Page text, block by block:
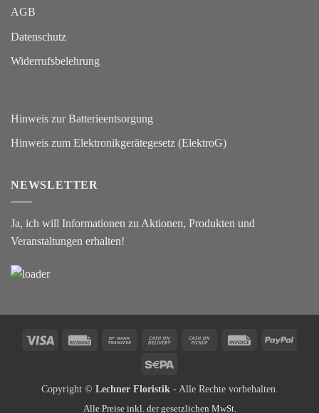
AGB
Datenschutz
Widerrufsbelehrung
Hinweis zur Batterieentsorgung
Hinweis zum Elektronikgerätegesetz (ElektroG)
NEWSLETTER
Ja, ich will Informationen zu Aktionen, Produkten und
Veranstaltungen erhalten!
Visa Rechung
Bank
Cash
Delivery
Cash
Invoice
Copyright © Lechner Floristik - Alle Rechte vorbehalten.
Alle Preise inkl. der gesetzlichen MwSt.